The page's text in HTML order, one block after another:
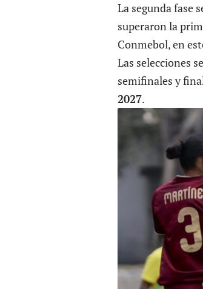
La segunda fase
superaron la
Conmebol, en
Las selecciones
semifinales y
2027.